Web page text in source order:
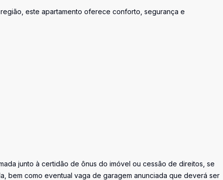
este apartamento oferece conforto, segurança e
junto à certidão de ônus do imóvel ou cessão de direitos, se
bem como eventual vaga de garagem anunciada que deverá ser